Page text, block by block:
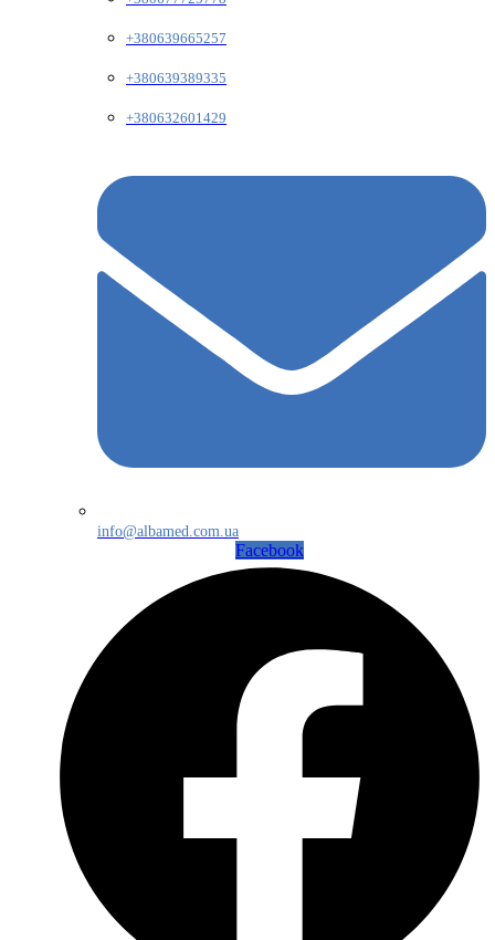
+380639665257
+380639389335
+380632601429
info@albamed.com.ua
Facebook